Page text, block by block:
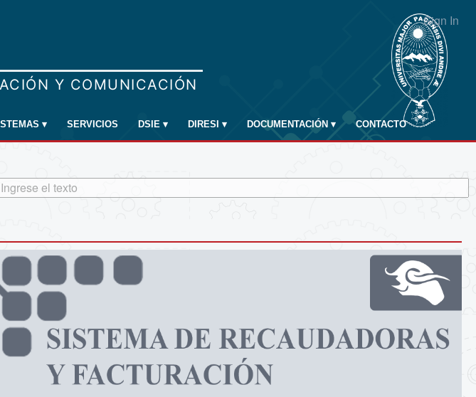
Sign In
▾ SERVICIOS DSIE ▾ DIRESI ▾ DOCUMENTACIÓN ▾ CONTACTO